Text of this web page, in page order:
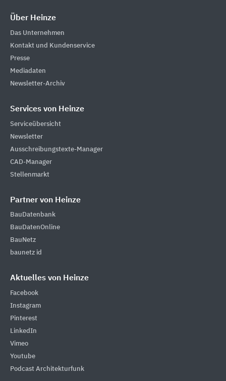
Über Heinze
Das Unternehmen
Kontakt und Kundenservice
Presse
Mediadaten
Newsletter-Archiv
Services von Heinze
Serviceübersicht
Newsletter
Ausschreibungstexte-Manager
CAD-Manager
Stellenmarkt
Partner von Heinze
BauDatenbank
BauDatenOnline
BauNetz
baunetz id
Aktuelles von Heinze
Facebook
Instagram
Pinterest
LinkedIn
Vimeo
Youtube
Podcast Architekturfunk